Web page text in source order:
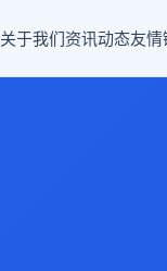
关于我们资讯动态友